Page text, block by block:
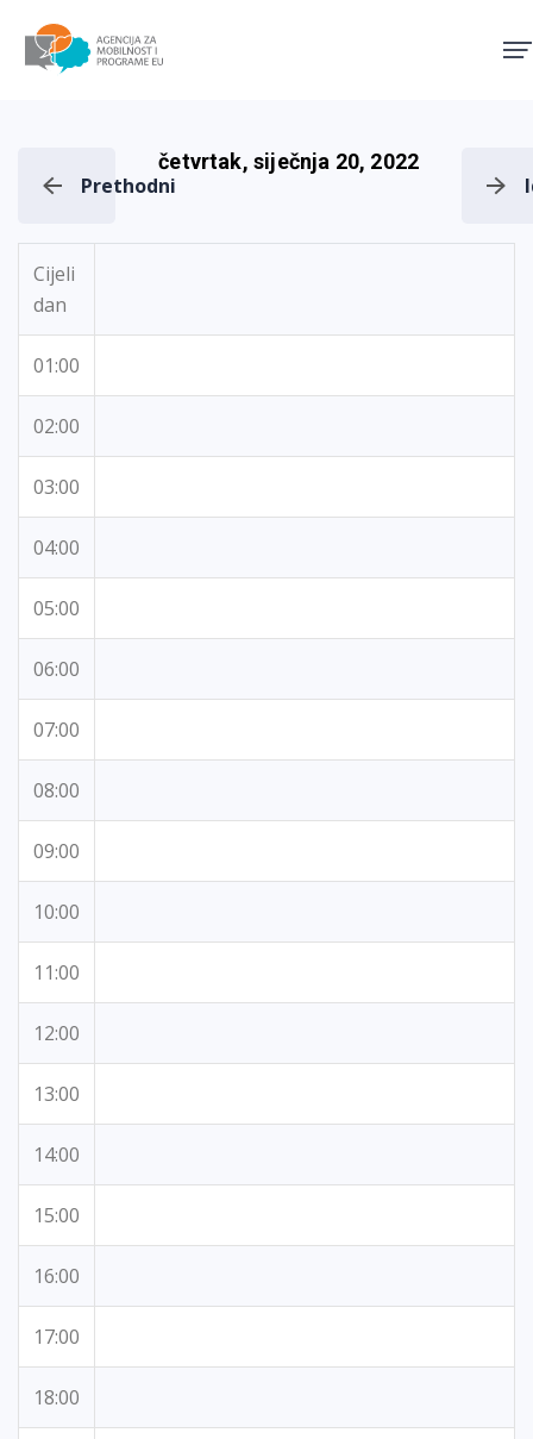
Prethodni
četvrtak, siječnja 20, 2022
Cijeli
dan
01:00
02:00
03:00
04:00
05:00
06:00
07:00
08:00
09:00
10:00
11:00
12:00
13:00
14:00
15:00
16:00
17:00
18:00